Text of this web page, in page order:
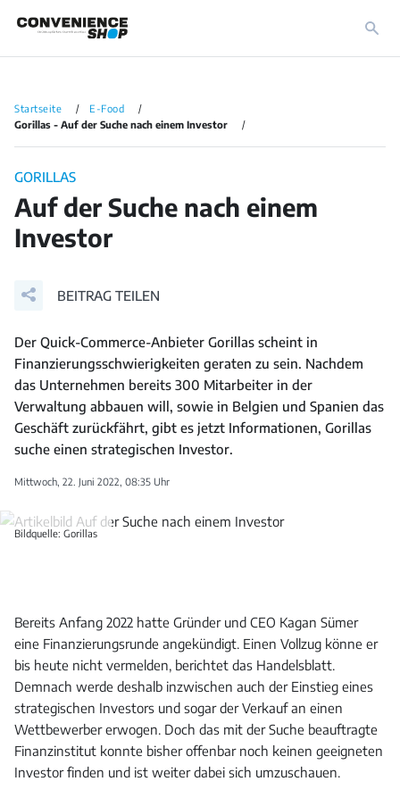
Startseite
E-Food
Gorillas - Auf der Suche nach einem Investor
GORILLAS
Auf der Suche nach einem
Investor
BEITRAG TEILEN
Der Quick-Commerce-Anbieter Gorillas scheint in
Finanzierungsschwierigkeiten geraten zu sein. Nachdem
das Unternehmen bereits 300 Mitarbeiter in der
Verwaltung abbauen will, sowie in Belgien und Spanien das
Geschäft zurückfährt, gibt es jetzt Informationen, Gorillas
suche einen strategischen Investor.
Mittwoch, 22. Juni 2022, 08:35 Uhr
Bildquelle: Gorillas
Bereits Anfang 2022 hatte Gründer und CEO Kagan Sümer
eine Finanzierungsrunde angekündigt. Einen Vollzug könne er
bis heute nicht vermelden, berichtet das Handelsblatt.
Demnach werde deshalb inzwischen auch der Einstieg eines
strategischen Investors und sogar der Verkauf an einen
Wettbewerber erwogen. Doch das mit der Suche beauftragte
Finanzinstitut konnte bisher offenbar noch keinen geeigneten
Investor finden und ist weiter dabei sich umzuschauen.